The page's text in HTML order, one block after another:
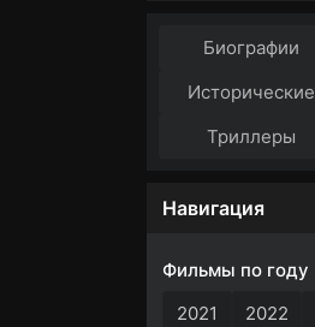
Биографии
Исторические
Триллеры
Навигация
Фильмы по году
2021
2022